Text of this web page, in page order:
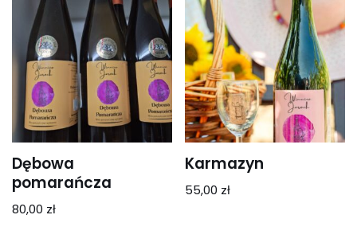
Dębowa
pomarańcza
80,00 zł
Karmazyn
55,00 zł